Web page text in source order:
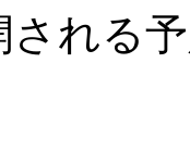
れる予